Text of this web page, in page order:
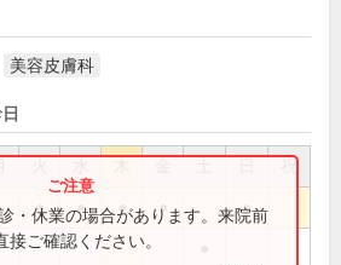
美容皮膚科
祝
● ● ● ● ●
・休業の場合があります。来院前
ご確認ください。